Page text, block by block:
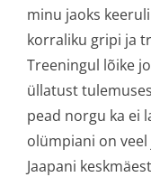
minu jaoks
korraliku gripi ja
Treeningul lõike
üllatust
pead norgu ka ei
olümpiani on veel
Jaapani